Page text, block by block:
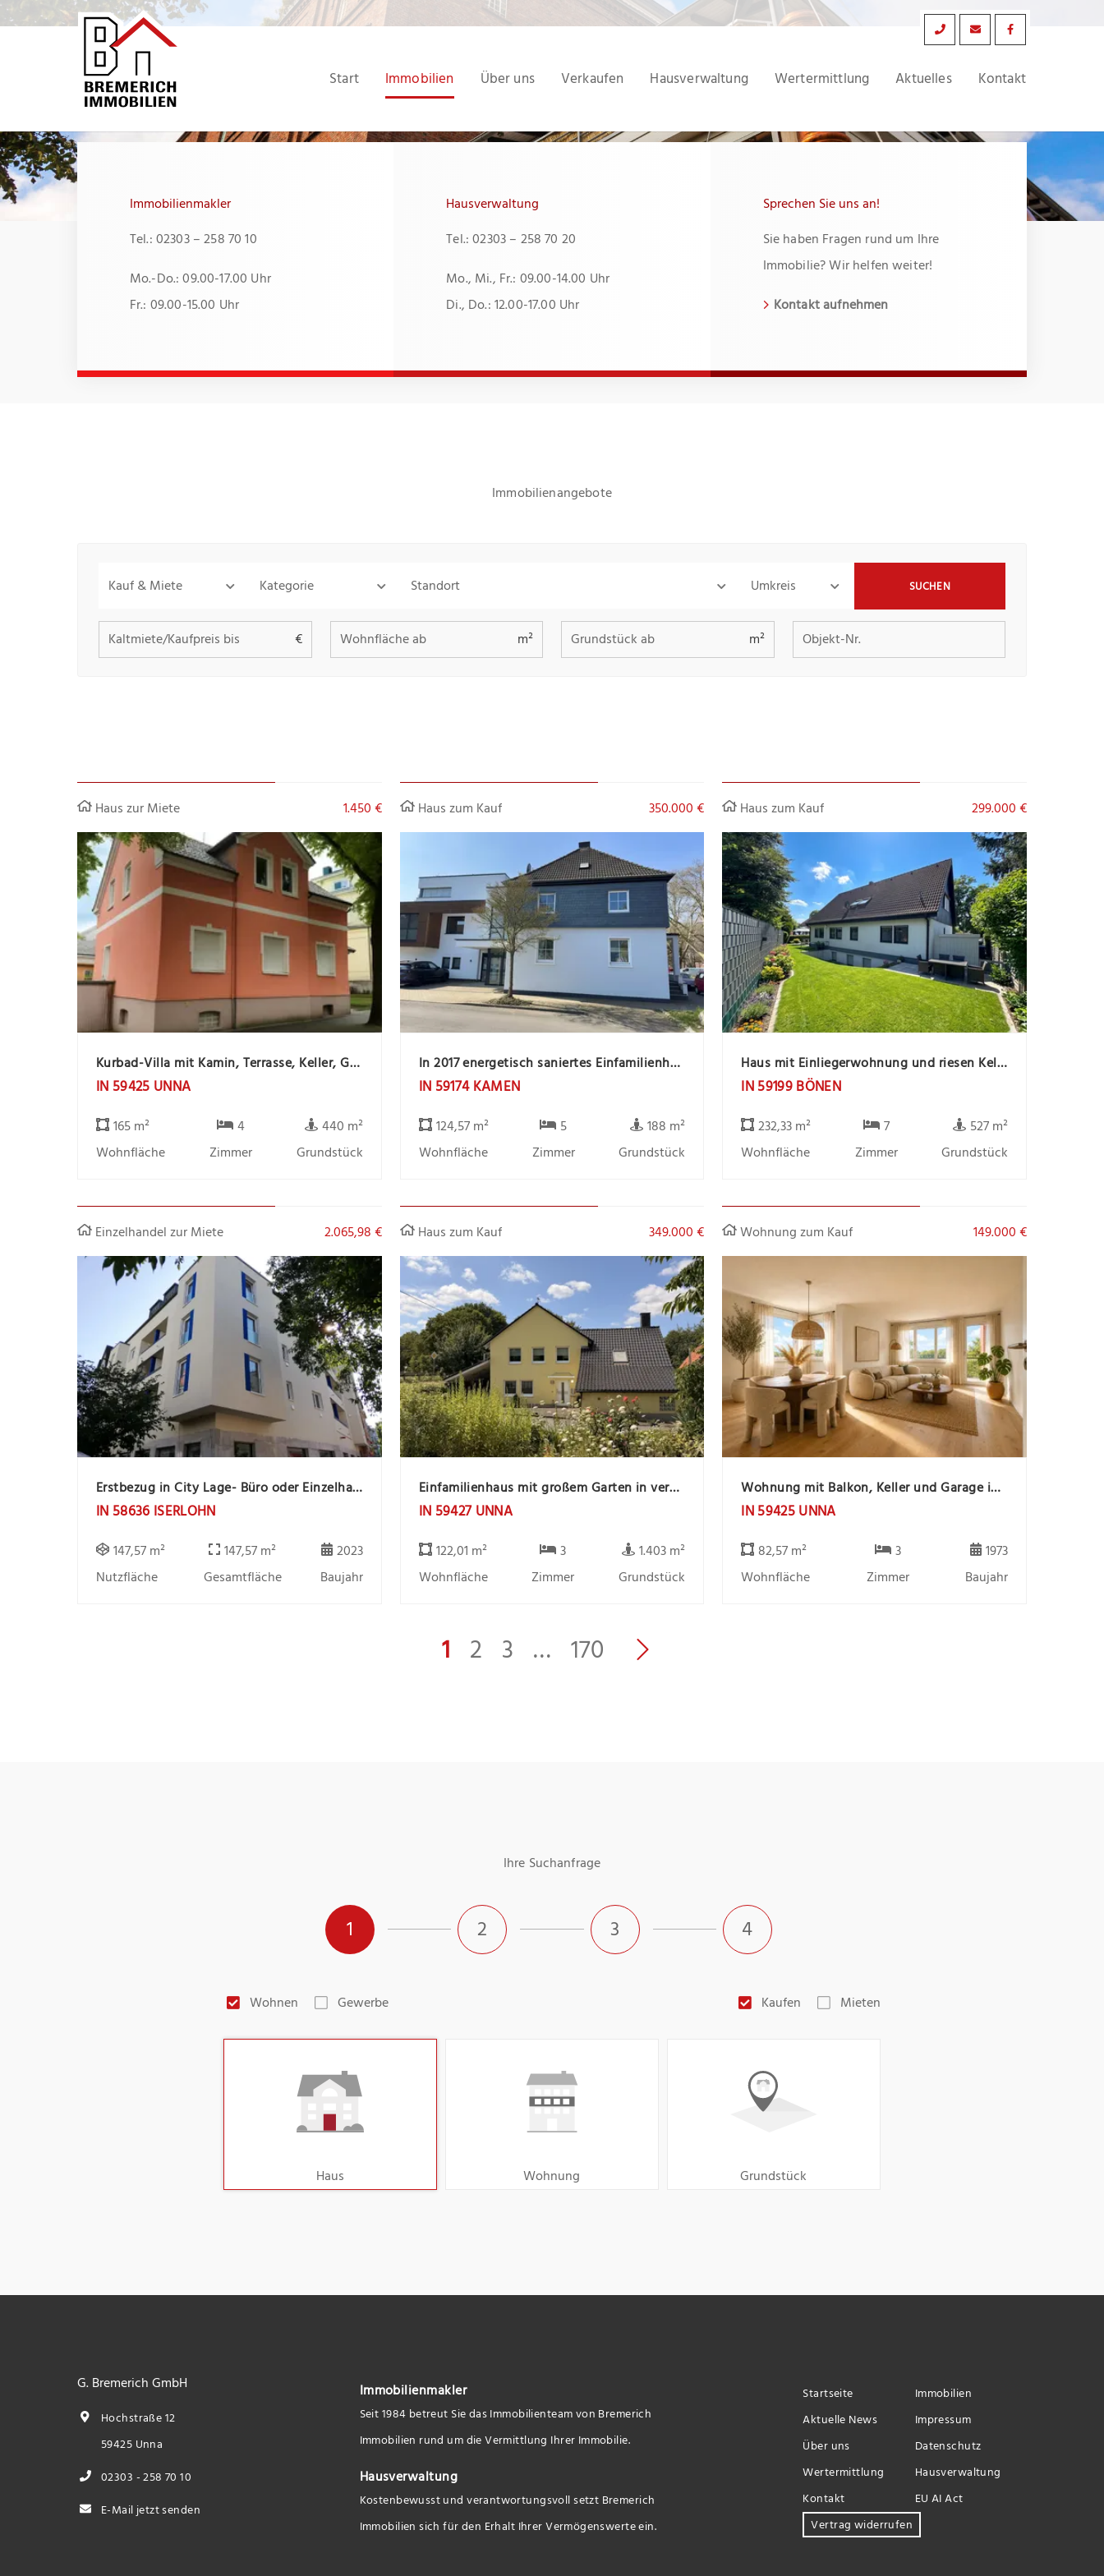
Zum
Start Immobilien Über uns Verkaufen Hausverwaltung Wertermittlung Aktuelles Kontakt
Immobilienmakler
Tel.: 02303 – 258 70 10
Mo.-Do.: 09.00-17.00 Uhr
Fr.: 09.00-15.00 Uhr
Hausverwaltung
Tel.: 02303 – 258 70 20
Mo., Mi., Fr.: 09.00-14.00 Uhr
Di., Do.: 12.00-17.00 Uhr
Sprechen Sie uns an!
Sie haben Fragen rund um Ihre
Immobilie? Wir helfen weiter!
Kontakt aufnehmen
Immobilienangebote
Kauf & Miete Kategorie Standort Umkreis SUCHEN
Kaltmiete/Kaufpreis bis € Wohnfläche ab m² Grundstück ab m² Objekt-Nr.
Haus zur Miete 1.450 €
Kurbad-Villa mit Kamin, Terrasse, Keller, Garten, Garage und Gartenhaus
IN 59425 UNNA
165 m²
Wohnfläche
4
Zimmer
440 m²
Grundstück
Haus zum Kauf 350.000 €
In 2017 energetisch saniertes Einfamilienhaus in zentrale Stadtlage
IN 59174 KAMEN
124,57 m²
Wohnfläche
5
Zimmer
188 m²
Grundstück
Haus zum Kauf 299.000 €
Haus mit Einliegerwohnung und riesen Keller Bönen
IN 59199 BÖNEN
232,33 m²
Wohnfläche
7
Zimmer
527 m²
Grundstück
Einzelhandel zur Miete 2.065,98 €
Erstbezug in City Lage- Büro oder Einzelhandelsfläche sucht Mieter
IN 58636 ISERLOHN
147,57 m²
Nutzfläche
147,57 m²
Gesamtfläche
2023
Baujahr
Haus zum Kauf 349.000 €
Einfamilienhaus mit großem Garten in verkehrsgünstiger Lage und Wohnmobilstellfläche
IN 59427 UNNA
122,01 m²
Wohnfläche
3
Zimmer
1.403 m²
Grundstück
Wohnung zum Kauf 149.000 €
Wohnung mit Balkon, Keller und Garage in Unna-Königsborn
IN 59425 UNNA
82,57 m²
Wohnfläche
3
Zimmer
1973
Baujahr
1 2 3 … 170
Ihre Suchanfrage
1 2 3 4
Wohnen Gewerbe Kaufen Mieten
Haus Wohnung Grundstück
G. Bremerich GmbH
Hochstraße 12
59425 Unna
02303 - 258 70 10
E-Mail jetzt senden
Immobilienmakler
Seit 1984 betreut Sie das Immobilienteam von Bremerich
Immobilien rund um die Vermittlung Ihrer Immobilie.
Hausverwaltung
Kostenbewusst und verantwortungsvoll setzt Bremerich
Immobilien sich für den Erhalt Ihrer Vermögenswerte ein.
Startseite
Immobilien
Aktuelle News
Impressum
Über uns
Datenschutz
Wertermittlung
Hausverwaltung
Kontakt
EU AI Act
Vertrag widerrufen